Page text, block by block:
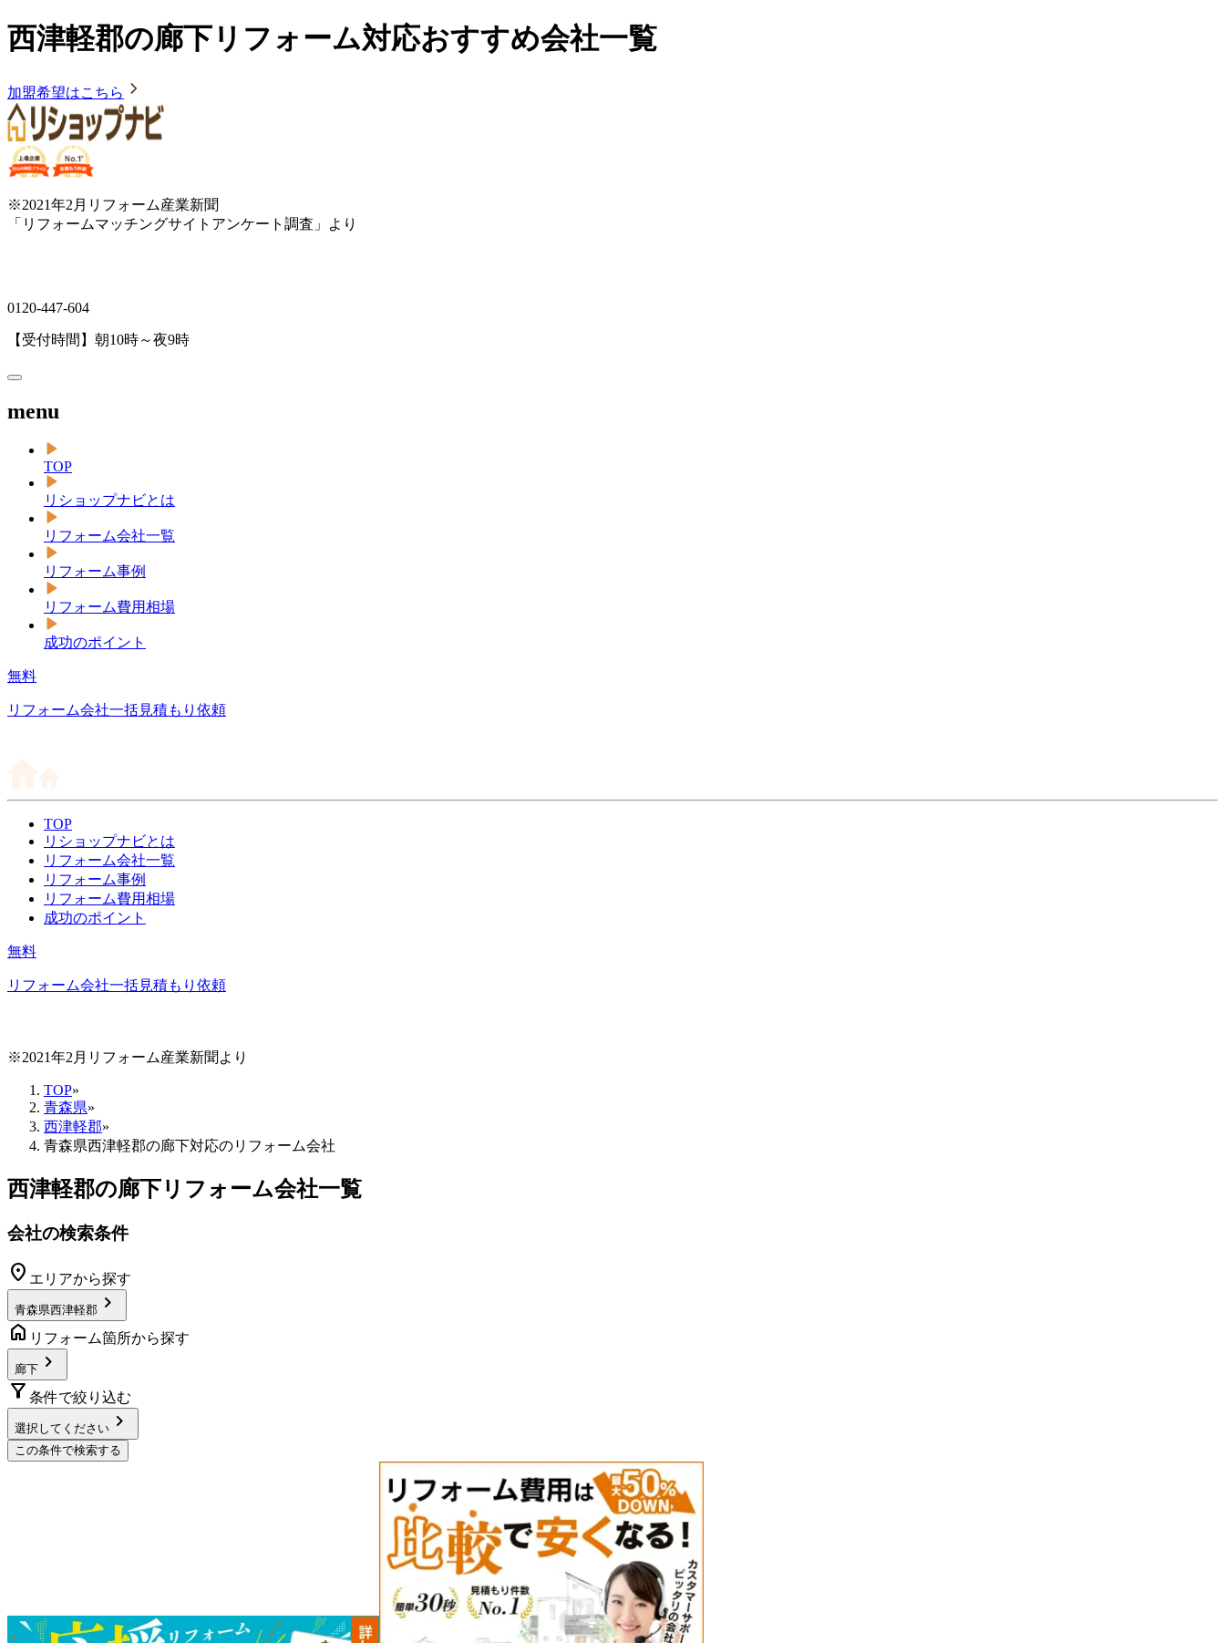
西津軽郡の廊下リフォーム対応おすすめ会社一覧
加盟希望はこちら
※2021年2月リフォーム産業新聞
「リフォームマッチングサイトアンケート調査」より
0120-447-604
【受付時間】朝10時～夜9時
menu
TOP
リショップナビとは
リフォーム会社一覧
リフォーム事例
リフォーム費用相場
成功のポイント
無料
リフォーム会社一括見積もり依頼
TOP
リショップナビとは
リフォーム会社一覧
リフォーム事例
リフォーム費用相場
成功のポイント
無料
リフォーム会社一括見積もり依頼
※2021年2月リフォーム産業新聞より
TOP»
青森県»
西津軽郡»
青森県西津軽郡の廊下対応のリフォーム会社
西津軽郡の廊下リフォーム会社一覧
会社の検索条件
location_on エリアから探す
青森県西津軽郡 chevron_right
home リフォーム箇所から探す
廊下 chevron_right
filter_alt 条件で絞り込む
選択してください chevron_right
この条件で検索する